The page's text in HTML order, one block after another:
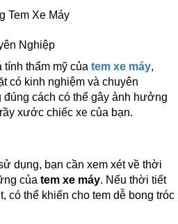
Tem Xe Máy
Nghiệp
thẩm mỹ của tem xe máy,
có kinh nghiệm và chuyên
đúng cách có thể gây ảnh hưởng
xước chiếc xe của bạn.
dụng, bạn cần xem xét về thời
của tem xe máy. Nếu thời tiết
có thể khiến cho tem dễ bong tróc